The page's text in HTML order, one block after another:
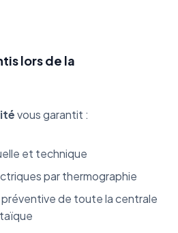
lors de la
vous garantit :
et technique
par thermographie
de toute la centrale